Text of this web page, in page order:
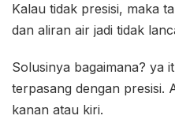
Kalau tidak presisi, maka
dan aliran air jadi tidak
Solusinya bagaimana? ya
terpasang dengan presisi.
kanan atau kiri.